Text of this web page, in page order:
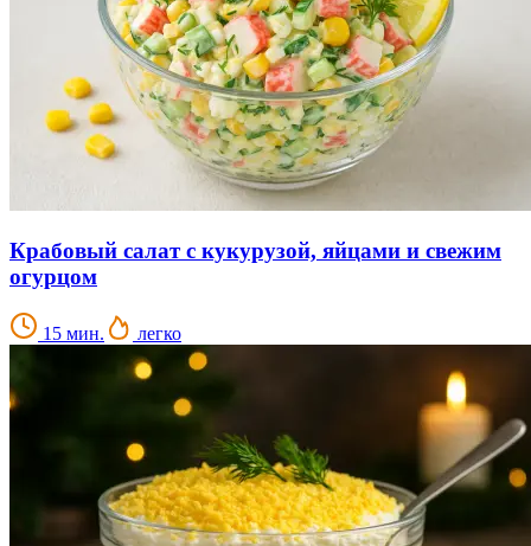
Крабовый салат с кукурузой, яйцами и свежим
огурцом
15 мин. легко